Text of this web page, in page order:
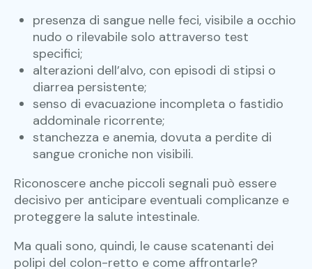
presenza di sangue nelle feci, visibile a occhio
nudo o rilevabile solo attraverso test
specifici;
alterazioni dell’alvo, con episodi di stipsi o
diarrea persistente;
senso di evacuazione incompleta o fastidio
addominale ricorrente;
stanchezza e anemia, dovuta a perdite di
sangue croniche non visibili.
Riconoscere anche piccoli segnali può essere
decisivo per anticipare eventuali complicanze e
proteggere la salute intestinale.
Ma quali sono, quindi, le cause scatenanti dei
polipi del colon-retto e come affrontarle?